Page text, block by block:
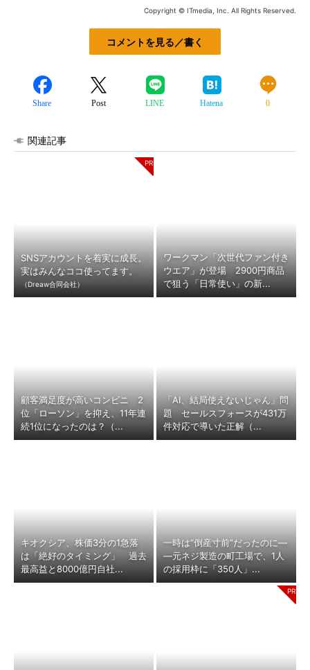
Copyright © ITmedia, Inc. All Rights Reserved.
コメントを見る／書く
Share Post LINE Hatena 0
関連記事
SNSアカウントを着実に成長。
実はみんなココ使ってます。
（Dreaw合同会社）
ワークマン「次世代ファン付き
ウエア」が登場 2900円商品
で狙う「日常使い」の新...
顧客満足度が高いコンビニ 2
位「ローソン」を抑え、11年連
続1位になったのは？（...
「AI、結局使えないじゃん」問
題 セールスフォースが431万
件対応で導いた正解（...
キオクシア、株価3分の1急落
は「絶好のタイミング」 過去
最高益と8000億円自社...
一時は“倒産寸前”だったのに―
―元ネジ製造の町工場で、1人
の採用枠に「350人」...